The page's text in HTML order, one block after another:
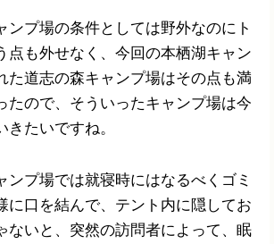
ンプ場の条件としては野外なのにト
点も外せなく、今回の本栖湖キャン
た道志の森キャンプ場はその点も満
たので、そういったキャンプ場は今
たいですね。
ンプ場では就寝時にはなるべくゴミ
に口を結んで、テント内に隠してお
ないと、突然の訪問者によって、眠